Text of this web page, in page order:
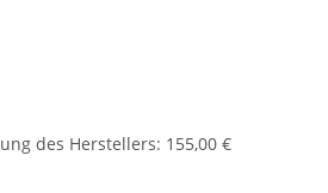
des Herstellers: 155,00 €